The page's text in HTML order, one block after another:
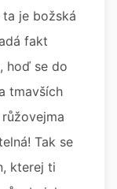
je božská
fakt
hoď se do
tmavších
Tak se
kterej ti